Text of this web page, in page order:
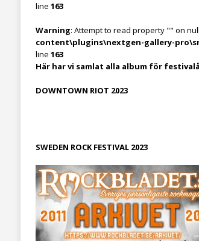
line 163
Warning: Attempt to read property "" on
content\plugins\nextgen-gallery-
line 163
Här har vi samlat alla album för
DOWNTOWN RIOT 2023
SWEDEN ROCK FESTIVAL 2023